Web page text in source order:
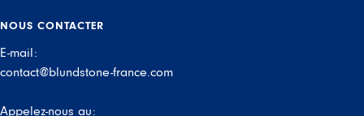
NOUS CONTACTER
E-mail:
contact@blundstone-france.com
Appelez-nous au: